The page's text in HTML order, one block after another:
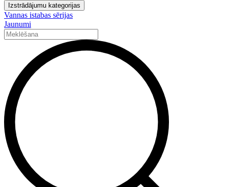
Izstrādājumu kategorijas
Vannas istabas sērijas
Jaunumi